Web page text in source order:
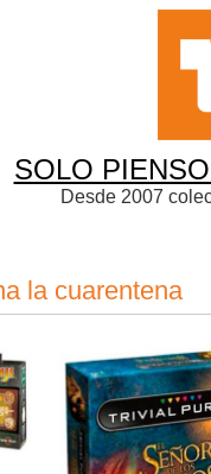
SOLO
Desde 2007
la cuarentena